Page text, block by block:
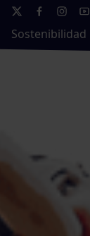
Sostenibilidad